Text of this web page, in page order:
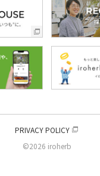
PRIVACY POLICY
©2026 iroherb